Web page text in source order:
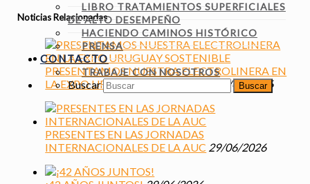
LIBRO TRATAMIENTOS SUPERFICIALES
DE ALTO DESEMPEÑO
HACIENDO CAMINOS HISTÓRICO
PRENSA
CONTACTO
TRABAJE CON NOSOTROS
Buscar
Noticias Relacionadas
PRESENTAMOS NUESTRA ELECTROLINERA EN
LA EXPO URUGUAY SOSTENIBLE
29/06/2026
PRESENTES EN LAS JORNADAS
INTERNACIONALES DE LA AUC 29/06/2026